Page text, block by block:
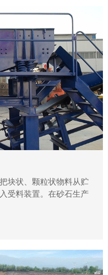
块状、颗粒状物料从贮
受料装置。在砂石生产